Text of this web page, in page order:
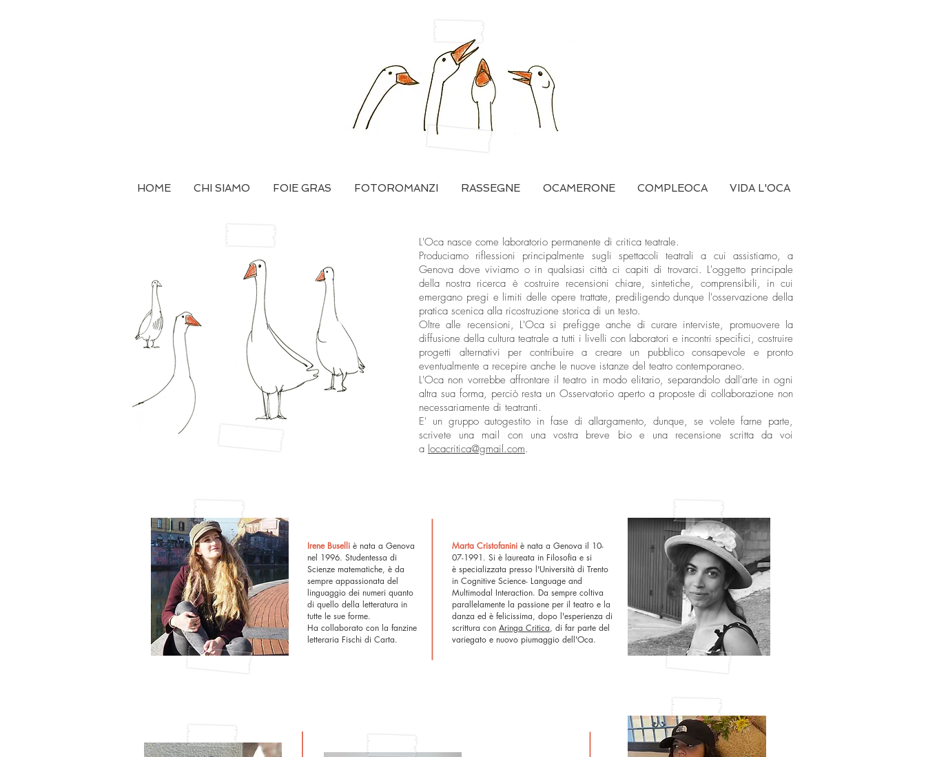
HOME CHI SIAMO FOIE GRAS FOTOROMANZI RASSEGNE OCAMERONE COMPLEOCA VIDA L'OCA
L'Oca nasce come laboratorio permanente di critica teatrale.
Produciamo riflessioni principalmente sugli spettacoli teatrali a cui assistiamo, a
Genova dove viviamo o in qualsiasi città ci capiti di trovarci. L'oggetto principale
della nostra ricerca è costruire recensioni chiare, sintetiche, comprensibili, in cui
emergano pregi e limiti delle opere trattate, prediligendo dunque l'osservazione della
pratica scenica alla ricostruzione storica di un testo.
Oltre alle recensioni, L'Oca si prefigge anche di curare interviste, promuovere la
diffusione della cultura teatrale a tutti i livelli con laboratori e incontri specifici, costruire
progetti alternativi per contribuire a creare un pubblico consapevole e pronto
eventualmente a recepire anche le nuove istanze del teatro contemporaneo.
L'Oca non vorrebbe affrontare il teatro in modo elitario, separandolo dall'arte in ogni
altra sua forma, perciò resta un Osservatorio aperto a proposte di collaborazione non
necessariamente di teatranti.
E' un gruppo autogestito in fase di allargamento, dunque, se volete farne parte,
scrivete una mail con una vostra breve bio e una recensione scritta da voi
a locacritica@gmail.com.
Marta Cristofanini è nata a Genova il 10-
07-1991. Si è laureata in Filosofia e si
è specializzata presso l'Università di Trento
in Cognitive Science- Language and
Multimodal Interaction. Da sempre coltiva
parallelamente la passione per il teatro e la
danza ed è felicissima, dopo l'esperienza di
scrittura con Aringa Critica, di far parte del
variegato e nuovo piumaggio dell'Oca.
Irene Buselli è nata a Genova
nel 1996. Studentessa di
Scienze matematiche, è da
sempre appassionata del
linguaggio dei numeri quanto
di quello della letteratura in
tutte le sue forme.
Ha collaborato con la fanzine
letteraria Fischi di Carta.